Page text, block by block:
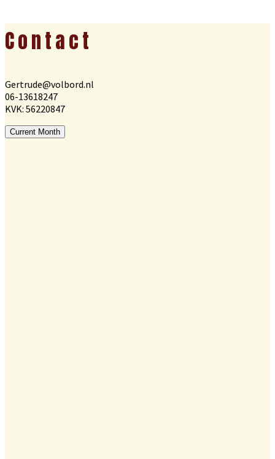
Footer
Contact
Gertrude@volbord.nl
06-13618247
KVK: 56220847
Current Month